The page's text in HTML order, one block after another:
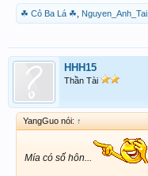
☘ Cỏ Ba Lá ☘ Nguyen_Anh_Tai
HHH15
Thần Tài
YangGuo nói: ↑
Mía có số hôn...